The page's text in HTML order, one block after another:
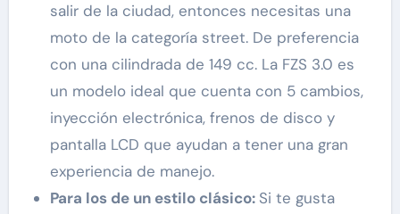
salir de la ciudad, entonces necesitas una
moto de la categoría street. De preferencia
con una cilindrada de 149 cc. La FZS 3.0 es
un modelo ideal que cuenta con 5 cambios,
inyección electrónica, frenos de disco y
pantalla LCD que ayudan a tener una gran
experiencia de manejo.
Para los de un estilo clásico: Si te gusta